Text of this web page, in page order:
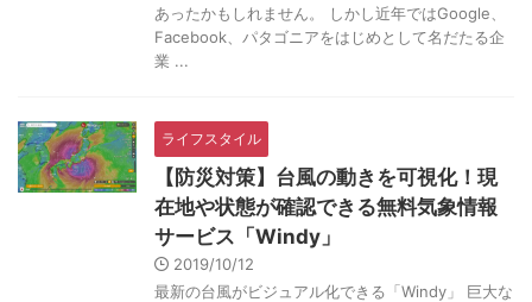
あったかもしれません。 しかし近年ではGoogle、
Facebook、パタゴニアをはじめとして名だたる企
業 ...
ライフスタイル
【防災対策】台風の動きを可視化！現
在地や状態が確認できる無料気象情報
サービス「Windy」
2019/10/12
最新の台風がビジュアル化できる「Windy」 巨大な